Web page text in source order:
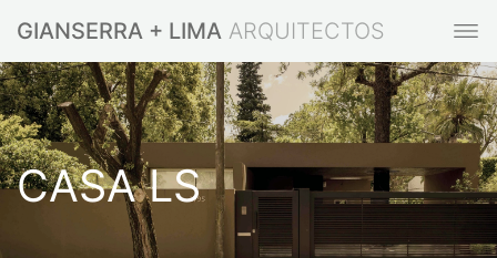
GIANSERRA + LIMA
CASA LS